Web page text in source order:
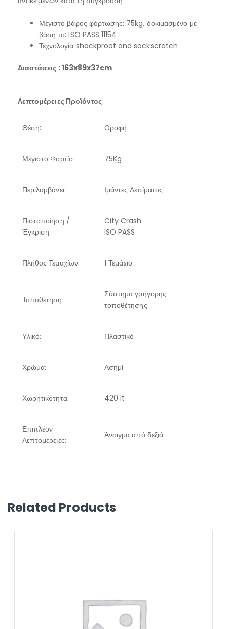
Μέγιστο βάρος φόρτωσης: 75kg, δοκιμασμένο με
βάση το: ISO PASS 11154
Τεχνολογία shockproof and sockscratch
Διαστάσεις : 163x89x37cm
Λεπτομέρειες Προϊόντος
Θέση: Οροφή
Μέγιστο Φορτίο 75Kg
Περιλαμβάνει: Ιμάντες Δεσίματος
Πιστοποίηση /
Έγκριση:
City Crash
ISO PASS
Πλήθος Τεμαχίων: 1 Τεμάχιο
Τοποθέτηση:
Σύστημα γρήγορης
τοποθέτησης
Υλικό: Πλαστικό
Χρώμα: Ασημί
Χωρητικότητα: 420 lt
Επιπλέον
Λεπτομέρειες:
Άνοιγμα από δεξιά
Related Products